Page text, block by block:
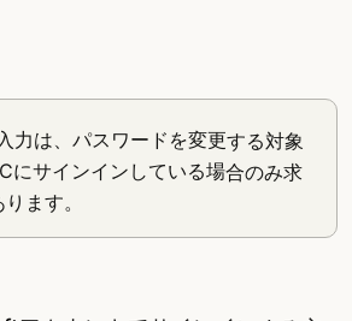
力は、パスワードを変更する対象
にサインインしている場合のみ求
ます。